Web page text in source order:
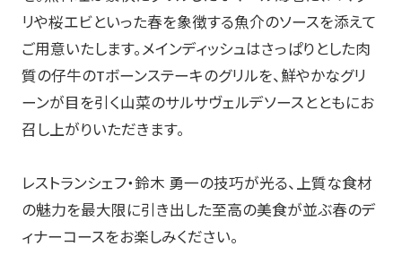
リや桜エビといった春を象徴する魚介のソースを添えて
ご用意いたします。メインディッシュはさっぱりとした肉
質の仔牛のTボーンステーキのグリルを、鮮やかなグリ
ーンが目を引く山菜のサルサヴェルデソースとともにお
召し上がりいただきます。
レストランシェフ・鈴木 勇一の技巧が光る、上質な食材
の魅力を最大限に引き出した至高の美食が並ぶ春のデ
ィナーコースをお楽しみください。